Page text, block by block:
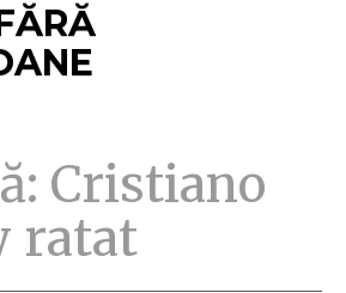
Cristiano
ratat